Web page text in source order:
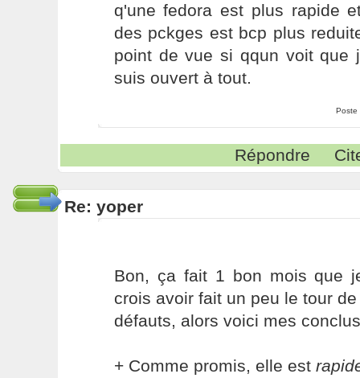
q'une fedora est plus rapide
des pckges est bcp plus
point de vue si qqun voit que
suis ouvert à tout.
Poste
Répondre
Re: yoper
Bon, ça fait 1 bon mois que
crois avoir fait un peu le tour
défauts, alors voici mes
+ Comme promis, elle est